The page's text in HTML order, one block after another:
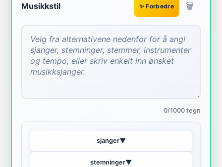
Musikkstil ✨ Forbedre 🗑️
0/1000 tegn
sjanger▼
stemninger▼